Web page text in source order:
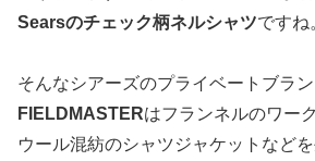
Searsのチェック柄ネルシャツですね
そんなシアーズのプライベートブラン
FIELDMASTERはフランネルのワー
ウール混紡のシャツジャケットなど